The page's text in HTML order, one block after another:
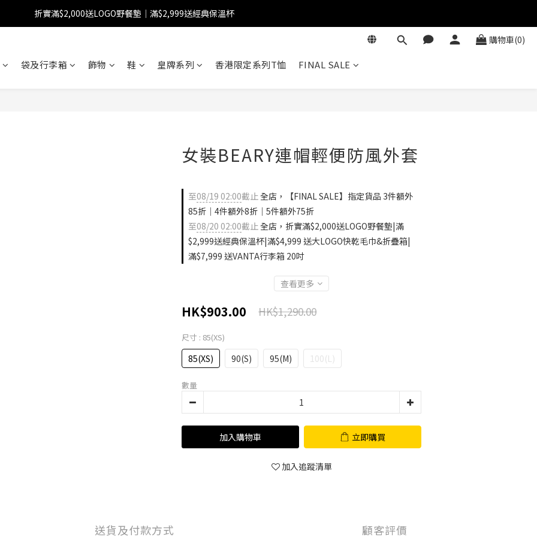
【FINAL SALE】指定商品低至38折
折實滿$2,000送LOGO野餐墊｜滿$2,999送經典保溫杯
【FINAL SALE】指定商品低至38折
購物車(0)
袋及行李箱 飾物 鞋 皇牌系列 香港限定系列T恤 FINAL SALE
女裝BEARY連帽輕便防風外套
至08/19 02:00截止全店，【FINAL SALE】指定貨品 3件額外
85折｜4件額外8折｜5件額外75折
至08/20 02:00截止全店，折實滿$2,000送LOGO野餐墊|滿
$2,999送經典保溫杯|滿$4,999 送大LOGO快乾毛巾&折疊箱|
滿$7,999 送VANTA行李箱 20吋
查看更多
HK$903.00 HK$1,290.00
尺寸 : 85(XS)
85(XS) 90(S) 95(M) 100(L)
數量
加入購物車 立即購買
加入追蹤清單
送貨及付款方式 顧客評價